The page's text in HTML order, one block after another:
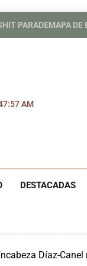
HIT PARADEMAPA DE
AM
DESTACADAS
Díaz-